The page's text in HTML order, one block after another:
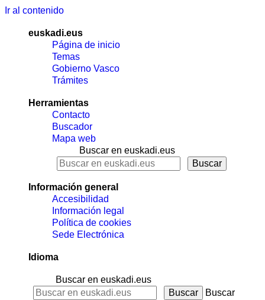
Ir al contenido
euskadi.eus
Página de inicio
Temas
Gobierno Vasco
Trámites
Herramientas
Contacto
Buscador
Mapa web
Buscar en euskadi.eus
Información general
Accesibilidad
Información legal
Política de cookies
Sede Electrónica
Idioma
Buscar en euskadi.eus
Buscar